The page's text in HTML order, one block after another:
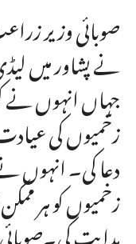
صوبائی وزیر
نے پشاور میں
جہاں انہوں
زخمیوں کی
دعا کی۔ انہوں
زخمیوں کو ہر
ہدایت کی۔صوبائی